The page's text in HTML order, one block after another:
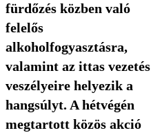
fürdőzés közben való
felelős
alkoholfogyasztásra,
valamint az ittas vezetés
veszélyeire helyezik a
hangsúlyt. A hétvégén
megtartott közös akció